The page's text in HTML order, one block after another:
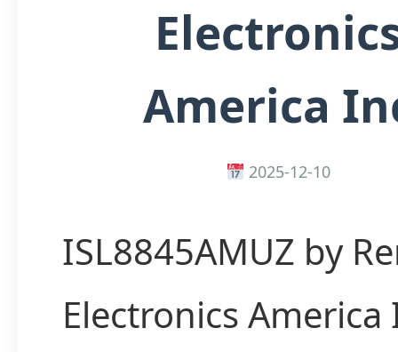
America
2025-12-10
ISL8845AMUZ by
Electronics